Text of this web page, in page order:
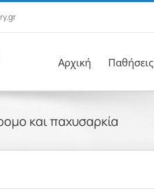
Αρχική Παθήσεις
και παχυσαρκία